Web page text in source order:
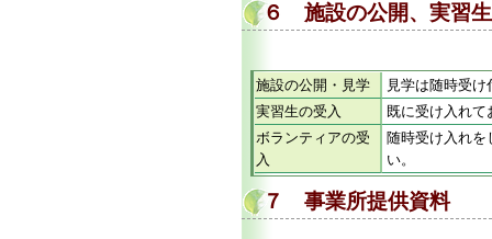
６ 施設の公開、実習
施設の公開・見学
見学は随時受
実習生の受入
既に受け入れ
ボランティアの受
入
随時受け入れ
い。
７ 事業所提供資料